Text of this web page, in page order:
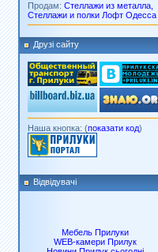
Продам: Стеллажи из металла,
Стеллажи и полки Лофт Одесса
Друзі сайту
Наша кнопка: (показати код)
Відвідувачі
Мебель Прилуки
WEB-камери Прилук